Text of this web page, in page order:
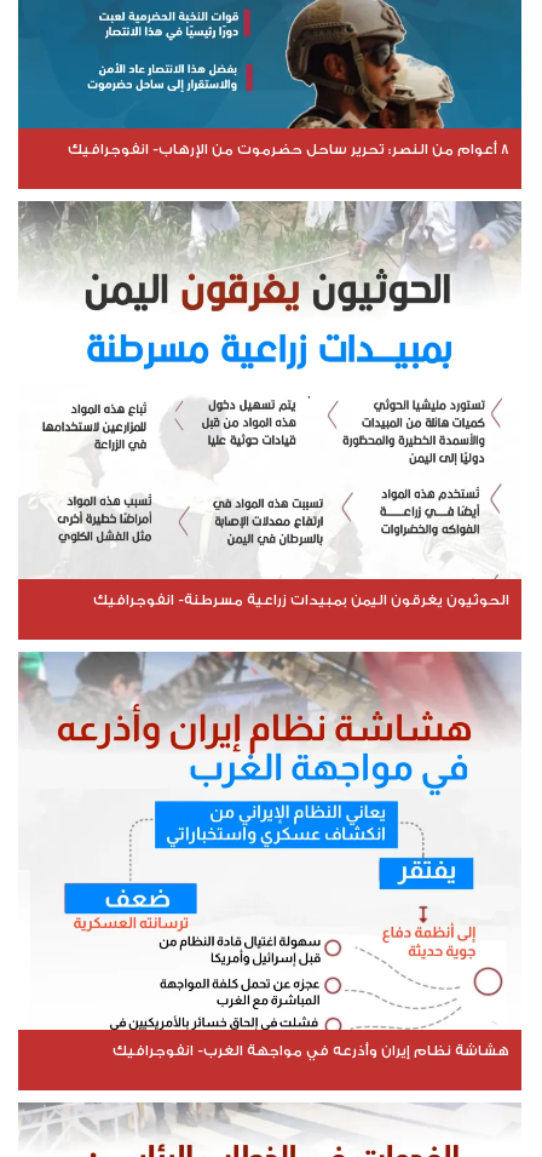
8 أعوام من النصر: تحرير ساحل حضرموت من الإرهاب- انفوجرافيك
الحوثيون يغرقون اليمن بمبيدات زراعية مسرطنة- انفوجرافيك
هشاشة نظام إيران وأذرعه في مواجهة الغرب- انفوجرافيك